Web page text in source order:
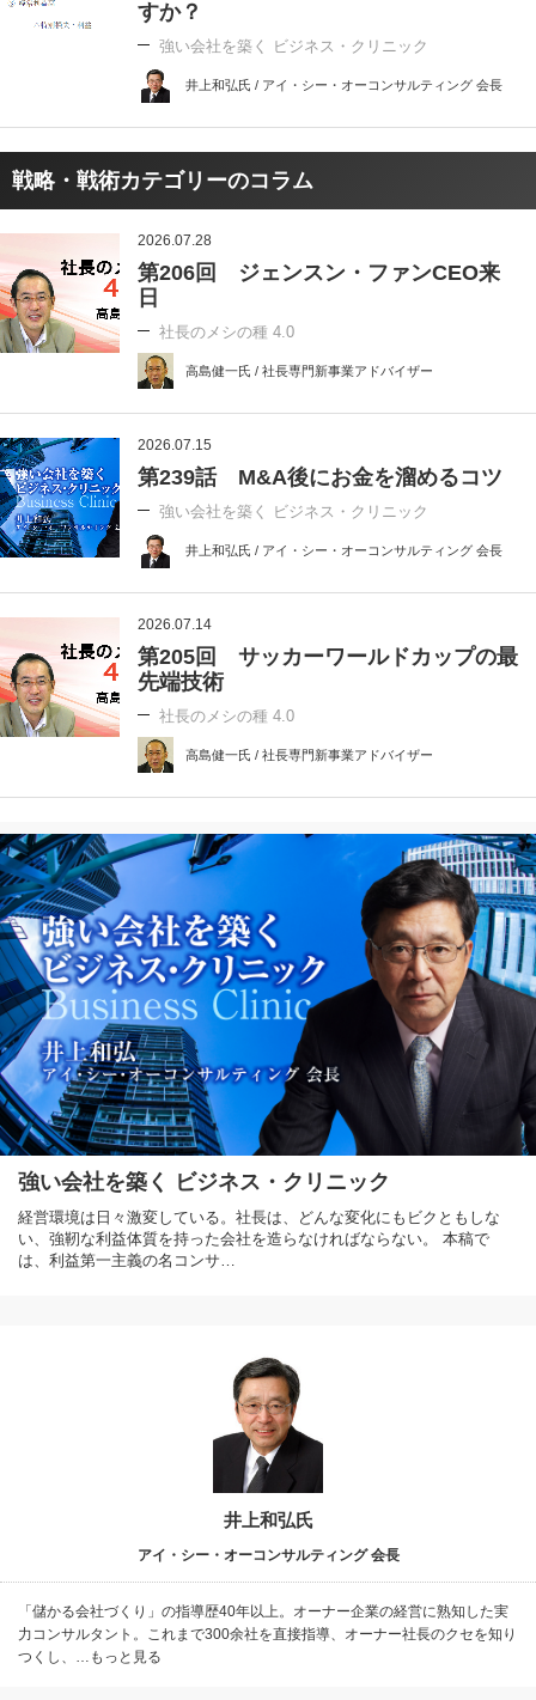
すか？
強い会社を築く ビジネス・クリニック
井上和弘氏 / アイ・シー・オーコンサルティング 会長
戦略・戦術カテゴリーのコラム
2026.07.28
第206回 ジェンスン・ファンCEO来
日
社長のメシの種 4.0
高島健一氏 / 社長専門新事業アドバイザー
2026.07.15
第239話 M&A後にお金を溜めるコツ
強い会社を築く ビジネス・クリニック
井上和弘氏 / アイ・シー・オーコンサルティング 会長
2026.07.14
第205回 サッカーワールドカップの最
先端技術
社長のメシの種 4.0
高島健一氏 / 社長専門新事業アドバイザー
強い会社を築く ビジネス・クリニック
経営環境は日々激変している。社長は、どんな変化にもビクともしな
い、強靭な利益体質を持った会社を造らなければならない。 本稿で
は、利益第一主義の名コンサ…
井上和弘氏
アイ・シー・オーコンサルティング 会長
「儲かる会社づくり」の指導歴40年以上。オーナー企業の経営に熟知した実
力コンサルタント。これまで300余社を直接指導、オーナー社長のクセを知り
つくし、…もっと見る